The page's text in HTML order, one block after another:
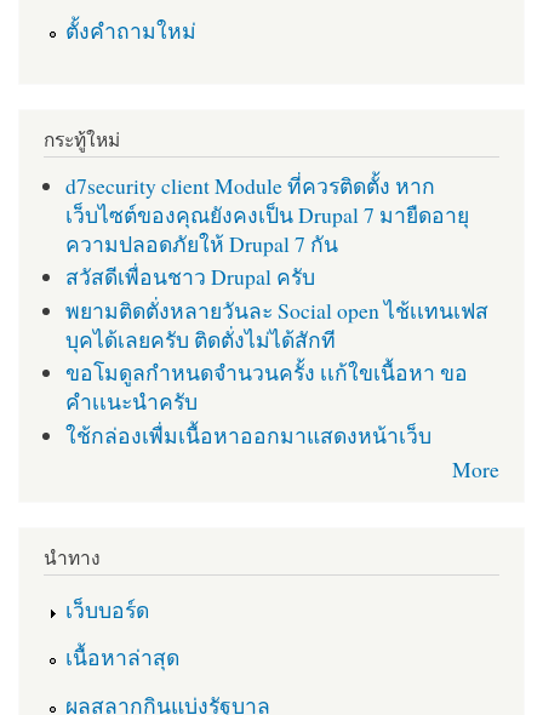
ตั้งคำถามใหม่
กระทู้ใหม่
d7security client Module ที่ควรติดตั้ง หาก
เว็บไซต์ของคุณยังคงเป็น Drupal 7 มายืดอายุ
ความปลอดภัยให้ Drupal 7 กัน
สวัสดีเพื่อนชาว Drupal ครับ
พยามติดตั่งหลายวันละ Social open ไช้เเทนเฟส
บุคได้เลยครับ ติดตั่งไม่ได้สักที
ขอโมดูลกำหนดจำนวนครั้ง เเก้ใขเนื้อหา ขอ
คำเเนะนำครับ
ใช้กล่องเพื่มเนื้อหาออกมาแสดงหน้าเว็บ
More
นำทาง
เว็บบอร์ด
เนื้อหาล่าสุด
ผลสลากกินแบ่งรัฐบาล